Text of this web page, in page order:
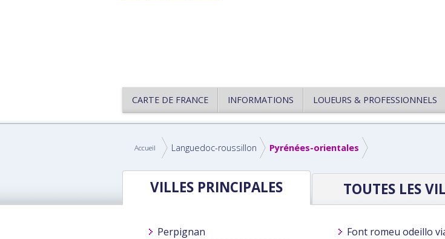
CARTE DE FRANCE INFORMATIONS LOUEURS & PROFESSIONNELS
Accueil Languedoc-roussillon Pyrénées-orientales
VILLES PRINCIPALES TOUTES LES
Perpignan Font romeu odeillo